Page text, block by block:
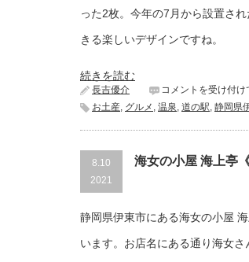
は
った2枚。今年の7月から設置さ
きる楽しいデザインですね。
続きを読む
長吉優介
道
の
伊
マ
リ
ン
《静
岡
コメントを受け付け
お土産, グルメ , 温泉, 道の駅, 静岡県
8.10
2021
海女の小屋 海上亭
静岡県伊東市にある海女の小屋
います。お店名にある通り海女